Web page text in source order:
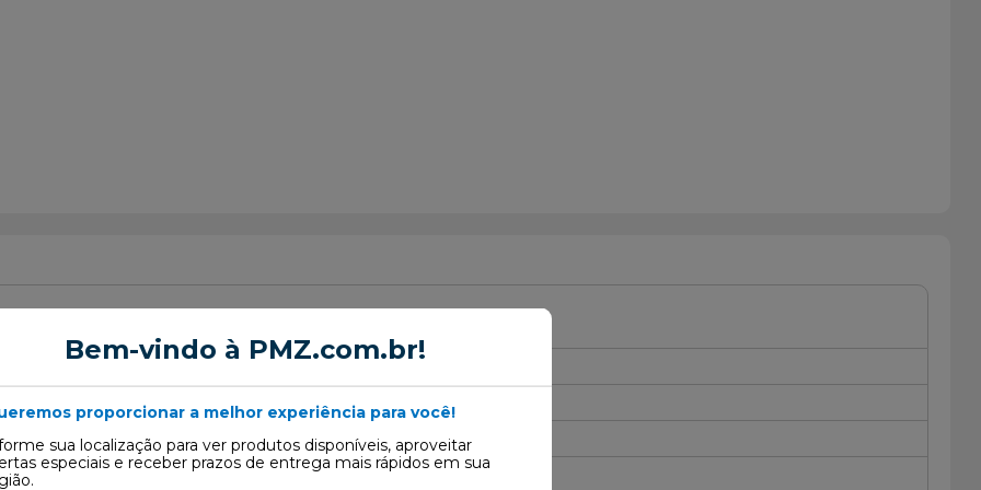
Bem-vindo à PMZ.com.br!
proporcionar a melhor experiência para você!
sua localização para ver produtos disponíveis, aproveitar
especiais e receber prazos de entrega mais rápidos em sua